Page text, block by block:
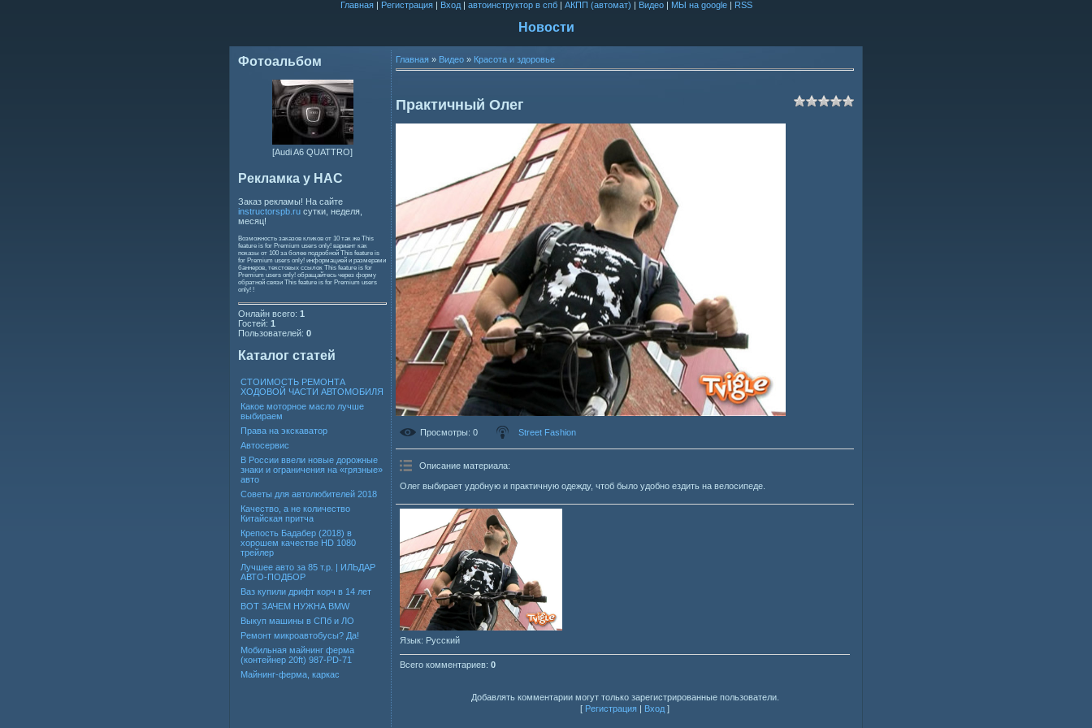
Главная| Регистрация| Вход| автоинструктор в спб| АКПП (автомат) | Видео| МЫ на google| RSS
Новости
Фотоальбом
[Audi A6 QUATTRO]
Рекламка у НАС
Заказ рекламы! На сайте
instructorspb.ru сутки, неделя,
месяц!
Возможность заказов кликов от 10 так же This
feature is for Premium users only! вариант как
показы от 100 за более подробной This feature is
for Premium users only! информацией и размерами
баннеров, текстовых ссылок This feature is for
Premium users only! обращайтесь через форму
обратной связи This feature is for Premium users
only! !
Онлайн всего: 1
Гостей: 1
Пользователей: 0
Каталог статей
СТОИМОСТЬ РЕМОНТА
ХОДОВОЙ ЧАСТИ АВТОМОБИЛЯ
Какое моторное масло лучше
выбираем
Права на экскаватор
Автосервис
В России ввели новые дорожные
знаки и ограничения на «грязные»
авто
Советы для автолюбителей 2018
Качество, а не количество
Китайская притча
Крепость Бадабер (2018) в
хорошем качестве HD 1080
трейлер
Лучшее авто за 85 т.р. | ИЛЬДАР
АВТО-ПОДБОР
Ваз купили дрифт корч в 14 лет
ВОТ ЗАЧЕМ НУЖНА BMW
Выкуп машины в СПб и ЛО
Ремонт микроавтобусы? Да!
Мобильная майнинг ферма
(контейнер 20ft) 987-PD-71
Майнинг-ферма, каркас
Главная » Видео » Красота и здоровье
Практичный Олег
Просмотры: 0 Street Fashion
Описание материала:
Олег выбирает удобную и практичную одежду, чтоб было удобно ездить на велосипеде.
Язык: Русский
Всего комментариев: 0
Добавлять комментарии могут только зарегистрированные пользователи.
[ Регистрация | Вход ]